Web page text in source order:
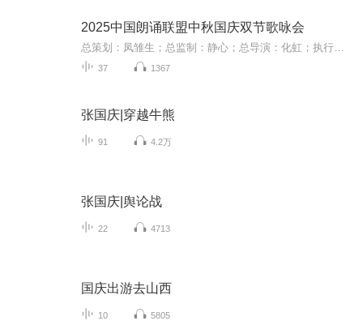
2025中国朗诵联盟中秋国庆双节歌咏会
37 1367
张国庆|穿越牛熊
91 4.2万
张国庆|舆论战
22 4713
国庆出游去山西
10 5805